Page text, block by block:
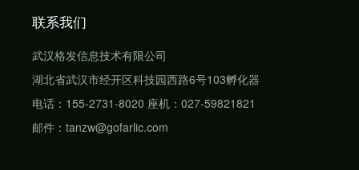
联系我们
武汉格发信息技术有限公司
湖北省武汉市经开区科技园西路6号103孵化器
电话：155-2731-8020 座机：027-59821821
邮件：tanzw@gofarlic.com